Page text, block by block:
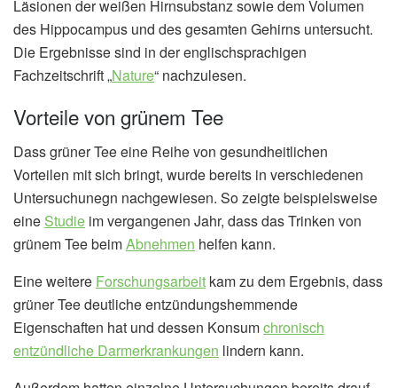
Läsionen der weißen Hirnsubstanz sowie dem Volumen
des Hippocampus und des gesamten Gehirns untersucht.
Die Ergebnisse sind in der englischsprachigen
Fachzeitschrift „Nature“ nachzulesen.
Vorteile von grünem Tee
Dass grüner Tee eine Reihe von gesundheitlichen
Vorteilen mit sich bringt, wurde bereits in verschiedenen
Untersuchunegn nachgewiesen. So zeigte beispielsweise
eine Studie im vergangenen Jahr, dass das Trinken von
grünem Tee beimAbnehmen helfen kann.
Eine weitere Forschungsarbeit kam zu dem Ergebnis, dass
grüner Tee deutliche entzündungshemmende
Eigenschaften hat und dessen Konsumchronisch
entzündliche Darmerkrankungen lindern kann.